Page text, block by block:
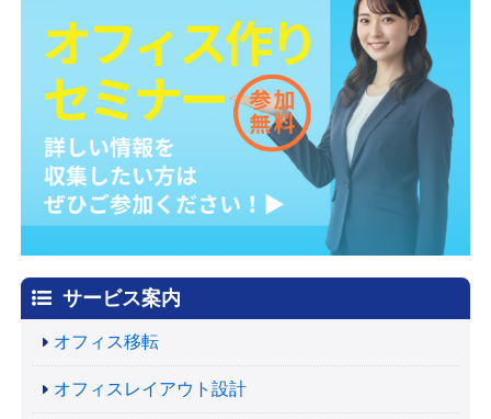
サービス案内
オフィス移転
オフィスレイアウト設計